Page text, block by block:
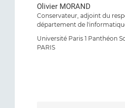
Olivier MORAND
Conservateur, adjoint du
département de
Université Paris 1 Panthéon
PARIS